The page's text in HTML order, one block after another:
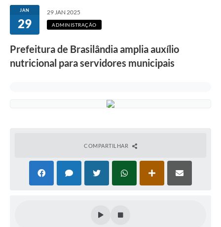
Transparência
Câmara Municipal
e-SIC
Portal da Privacidade
PNAB (Política Nacional Aldir Blanc)
JAN
29
29 JAN 2025
ADMINISTRAÇÃO
Prefeitura de Brasilândia amplia auxílio
nutricional para servidores municipais
COMPARTILHAR